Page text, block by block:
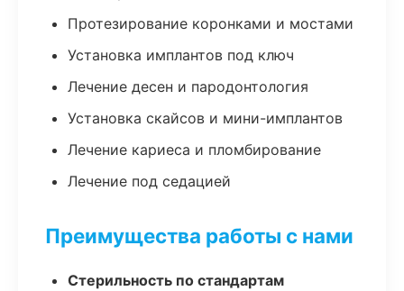
Протезирование коронками и мостами
Установка имплантов под ключ
Лечение десен и пародонтология
Установка скайсов и мини-имплантов
Лечение кариеса и пломбирование
Лечение под седацией
Преимущества работы с нами
Стерильность по стандартам